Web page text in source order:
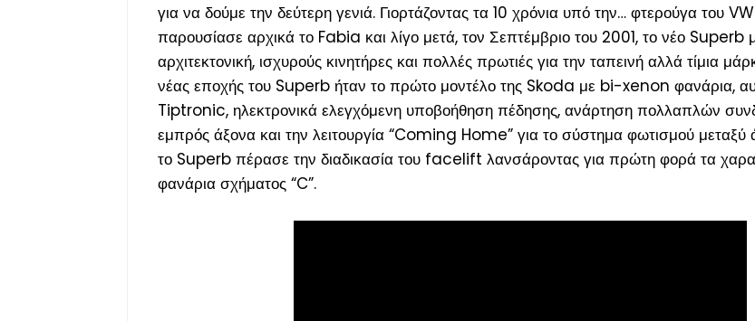
για να δούμε την δεύτερη γενιά. Γιορτάζοντας τα 10 χρόνια υπό την… φτερούγα του
παρουσίασε αρχικά το Fabia και λίγο μετά, τον Σεπτέμβριο του 2001, το νέο Superb
αρχιτεκτονική, ισχυρούς κινητήρες και πολλές πρωτιές για την ταπεινή αλλά τίμια
νέας εποχής του Superb ήταν το πρώτο μοντέλο της Skoda με bi-xenon φανάρια,
Tiptronic, ηλεκτρονικά ελεγχόμενη υποβοήθηση πέδησης, ανάρτηση πολλαπλών
εμπρός άξονα και την λειτουργία “Coming Home” για το σύστημα φωτισμού
το Superb πέρασε την διαδικασία του facelift λανσάροντας για πρώτη φορά τα
φανάρια σχήματος “C”.